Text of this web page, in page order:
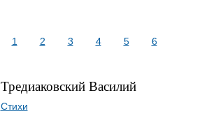
1 2 3 4 5 6
Тредиаковский Василий
Стихи